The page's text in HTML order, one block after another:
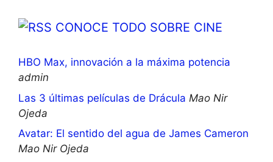
CONOCE TODO SOBRE CINE
HBO Max, innovación a la máxima potencia
admin
Las 3 últimas películas de Drácula Mao Nir
Ojeda
Avatar: El sentido del agua de James Cameron
Mao Nir Ojeda